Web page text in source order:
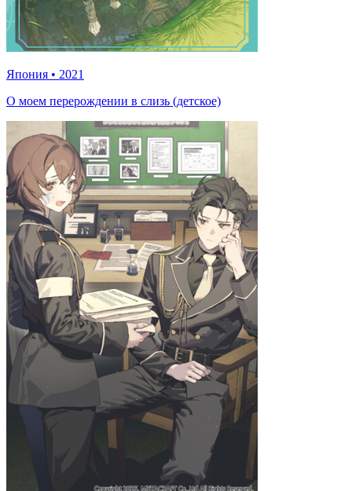
Япония • 2021
О моем перерождении в слизь (детское)